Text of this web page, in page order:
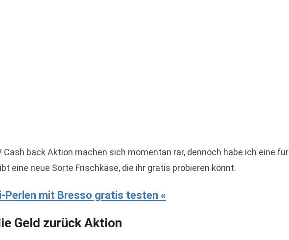
Cash back Aktion machen sich momentan rar, dennoch habe ich eine für
eine neue Sorte Frischkäse, die ihr gratis probieren könnt.
Perlen mit Bresso gratis testen «
Geld zurück Aktion